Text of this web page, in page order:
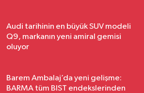
Audi tarihinin en büyük SUV modeli
Q9, markanın yeni amiral gemisi
oluyor
Barem Ambalaj’da yeni gelişme:
BARMA tüm BIST endekslerinden